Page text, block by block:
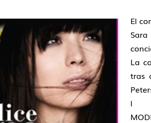
El
La
tras
l